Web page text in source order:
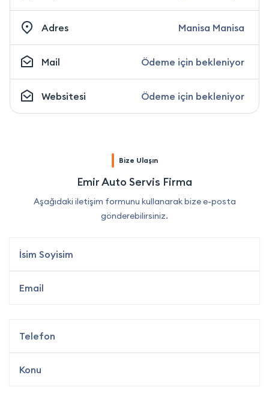
Adres Manisa Manisa
Mail Ödeme için bekleniyor
Websitesi Ödeme için bekleniyor
Bize Ulaşın
Emir Auto Servis Firma
Aşağıdaki iletişim formunu kullanarak bize e-posta
gönderebilirsiniz.